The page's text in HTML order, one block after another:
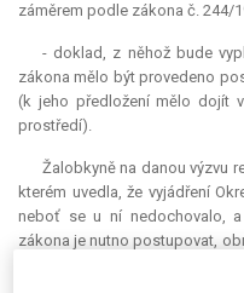
záměrem podle zákona č. 244/
- doklad, z něhož bude
zákona mělo být provedeno
(k jeho předložení mělo dojít
prostředí).
Žalobkyně na danou výzvu
kterém uvedla, že vyjádření
neboť se u ní nedochovalo,
zákona je nutno postupovat,